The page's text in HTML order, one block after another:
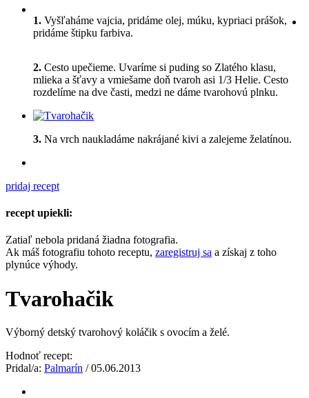
1. Vyšľaháme vajcia, pridáme olej, múku, kypriaci prášok,
pridáme štipku farbiva.
2. Cesto upečieme. Uvaríme si puding so Zlatého klasu,
mlieka a šťavy a vmiešame doň tvaroh asi 1/3 Helie. Cesto
rozdelíme na dve časti, medzi ne dáme tvarohovú plnku.
3. Na vrch naukladáme nakrájané kivi a zalejeme želatínou.
pridaj recept
recept upiekli:
Zatiaľ nebola pridaná žiadna fotografia.
Ak máš fotografiu tohoto receptu, zaregistruj sa a získaj z toho
plynúce výhody.
Tvarohačik
Výborný detský tvarohový koláčik s ovocím a želé.
Hodnoť recept:
Pridal/a: Palmarín / 05.06.2013